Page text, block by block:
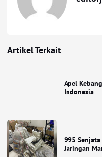
Artikel Terkait
Apel
Indonesia
995 Senjata
Jaringan